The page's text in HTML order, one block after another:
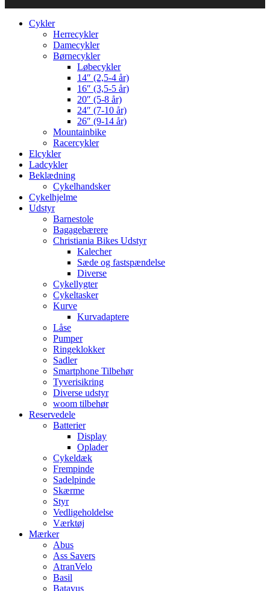
Cykler
Herrecykler
Damecykler
Børnecykler
Løbecykler
14″ (2,5-4 år)
16″ (3,5-5 år)
20″ (5-8 år)
24″ (7-10 år)
26″ (9-14 år)
Mountainbike
Racercykler
Elcykler
Ladcykler
Beklædning
Cykelhandsker
Cykelhjelme
Udstyr
Barnestole
Bagagebærere
Christiania Bikes Udstyr
Kalecher
Sæde og fastspændelse
Diverse
Cykellygter
Cykeltasker
Kurve
Kurvadaptere
Låse
Pumper
Ringeklokker
Sadler
Smartphone Tilbehør
Tyverisikring
Diverse udstyr
woom tilbehør
Reservedele
Batterier
Display
Oplader
Cykeldæk
Frempinde
Sadelpinde
Skærme
Styr
Vedligeholdelse
Værktøj
Mærker
Abus
Ass Savers
AtranVelo
Basil
Batavus